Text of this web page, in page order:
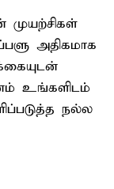
முயற்சிகள்
அதிகமாக
உங்களிடம்
நல்ல